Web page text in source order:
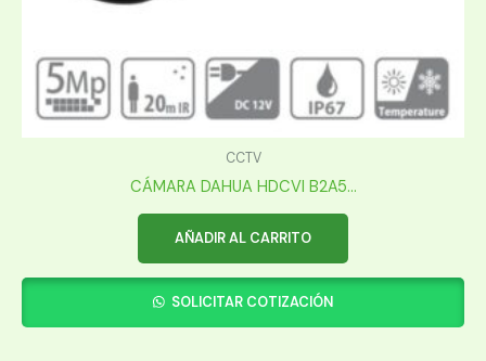
CCTV
CÁMARA DAHUA HDCVI B2A5...
AÑADIR AL CARRITO
SOLICITAR COTIZACIÓN